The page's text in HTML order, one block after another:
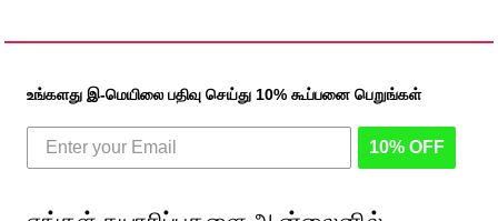
உங்களது இ-மெயிலை பதிவு செய்து 10% கூப்பனை பெறுங்கள்
10% OFF